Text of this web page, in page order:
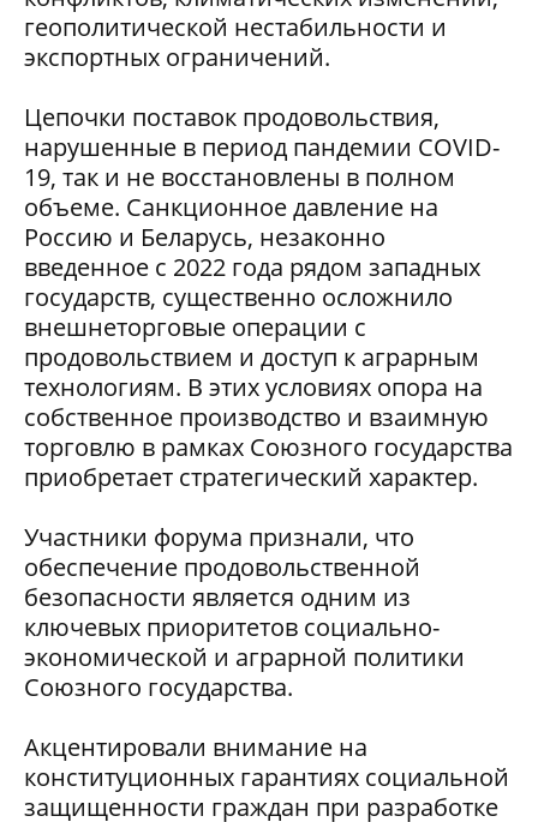
геополитической нестабильности и
экспортных ограничений.
Цепочки поставок продовольствия,
нарушенные в период пандемии COVID-
19, так и не восстановлены в полном
объеме. Санкционное давление на
Россию и Беларусь, незаконно
введенное с 2022 года рядом западных
государств, существенно осложнило
внешнеторговые операции с
продовольствием и доступ к аграрным
технологиям. В этих условиях опора на
собственное производство и взаимную
торговлю в рамках Союзного государства
приобретает стратегический характер.
Участники форума признали, что
обеспечение продовольственной
безопасности является одним из
ключевых приоритетов социально-
экономической и аграрной политики
Союзного государства.
Акцентировали внимание на
конституционных гарантиях социальной
защищенности граждан при разработке